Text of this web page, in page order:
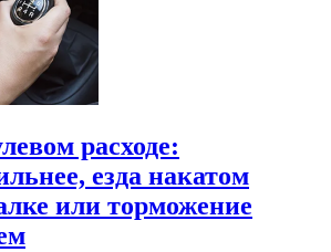
расходе:
езда накатом
или торможение